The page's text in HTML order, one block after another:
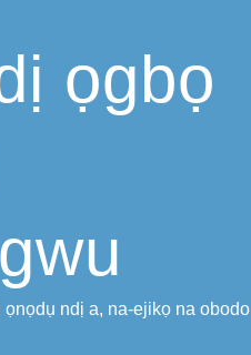
ọgbọ
ndị a, na-ejikọ na obodo